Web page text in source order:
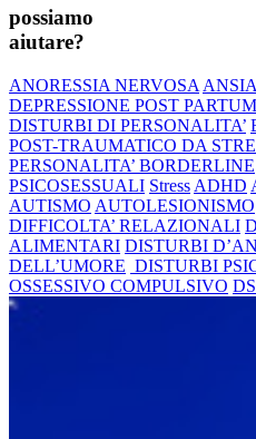
possiamo
aiutare?
ANORESSIA NERVOSA
DEPRESSIONE POST PARTUM
DISTURBI DI PERSONALITA’
POST-TRAUMATICO DA
PERSONALITA’ BORDERLINE
PSICOSESSUALI Stress ADHD
AUTISMO AUTOLESIONISMO
DIFFICOLTA’ RELAZIONALI
ALIMENTARI DISTURBI
DELL’UMORE DISTURBI
OSSESSIVO COMPULSIVO